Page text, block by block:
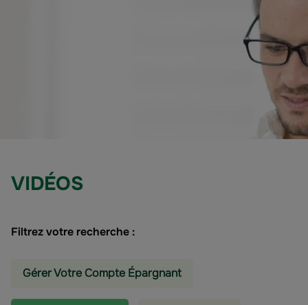
VIDÉOS
Filtrez votre recherche :
Gérer Votre Compte Épargnant